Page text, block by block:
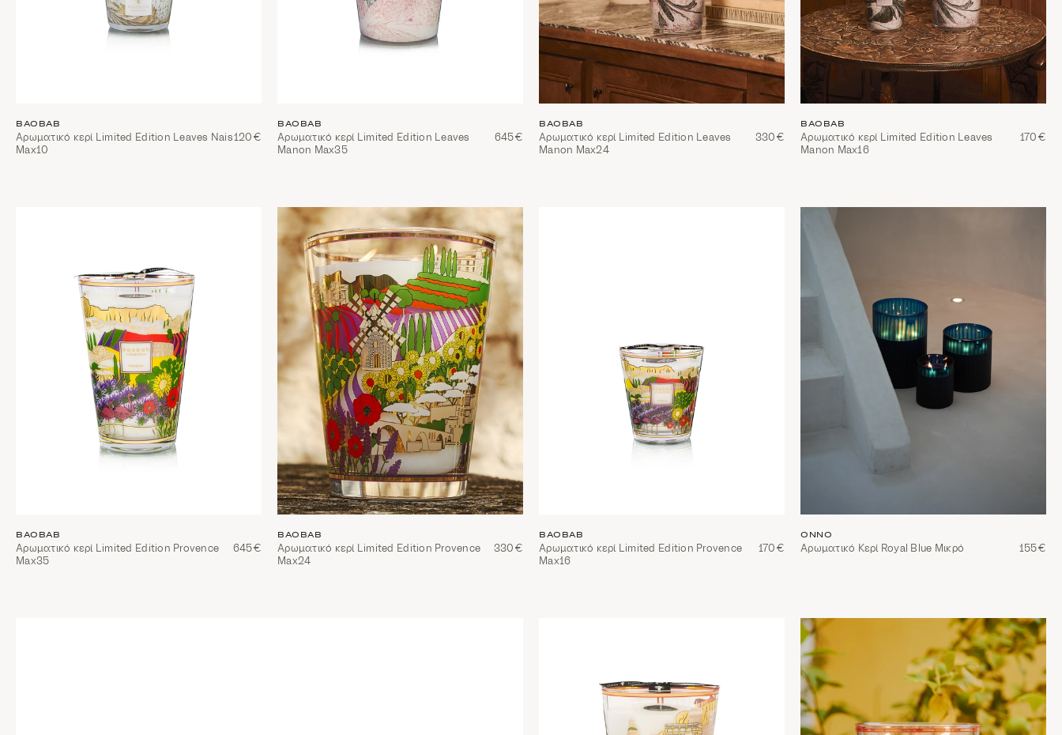
BAOBAB
Αρωματικό κερί Limited Edition Leaves Nais
Max10
120€
BAOBAB
Αρωματικό κερί Limited Edition Leaves
Manon Max35
645€
BAOBAB
Αρωματικό κερί Limited Edition Leaves
Manon Max24
330€
BAOBAB
Αρωματικό κερί Limited Edition Leaves
Manon Max16
170€
BAOBAB
Αρωματικό κερί Limited Edition Provence
Max35
645€
BAOBAB
Αρωματικό κερί Limited Edition Provence
Max24
330€
BAOBAB
Αρωματικό κερί Limited Edition Provence
Max16
170€
ONNO
Αρωματικό Κερί Royal Blue Μικρό 155€